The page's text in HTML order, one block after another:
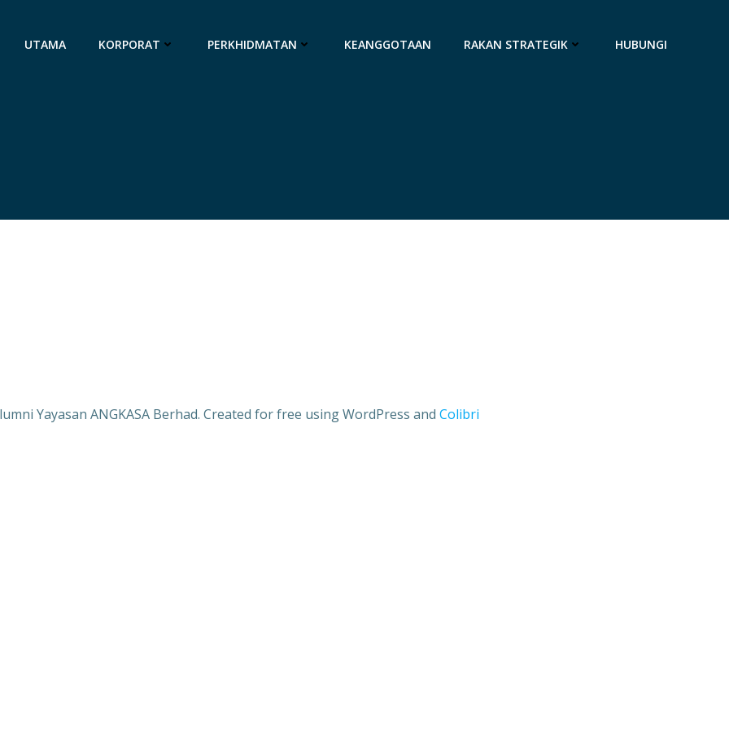
UTAMA KORPORAT PERKHIDMATAN KEANGGOTAAN RAKAN STRATEGIK HUBUNGI
Yayasan ANGKASA Berhad. Created for free using WordPress and Colibri